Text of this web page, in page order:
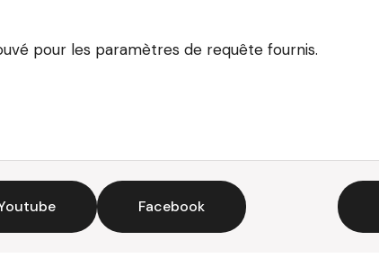
pour les paramètres de requête fournis.
Facebook